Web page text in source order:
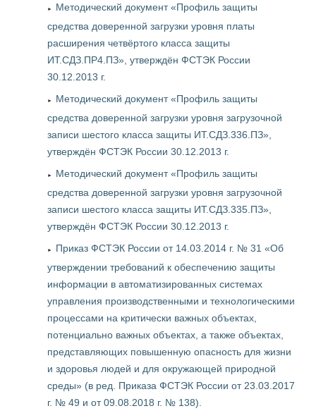
Методический документ «Профиль защиты
средства доверенной загрузки уровня платы
расширения четвёртого класса защиты
ИТ.СДЗ.ПР4.ПЗ», утверждён ФСТЭК России
30.12.2013 г.
Методический документ «Профиль защиты
средства доверенной загрузки уровня загрузочной
записи шестого класса защиты ИТ.СДЗ.336.ПЗ»,
утверждён ФСТЭК России 30.12.2013 г.
Методический документ «Профиль защиты
средства доверенной загрузки уровня загрузочной
записи шестого класса защиты ИТ.СДЗ.335.ПЗ»,
утверждён ФСТЭК России 30.12.2013 г.
Приказ ФСТЭК России от 14.03.2014 г. № 31 «Об
утверждении требований к обеспечению защиты
информации в автоматизированных системах
управления производственными и технологическими
процессами на критически важных объектах,
потенциально важных объектах, а также объектах,
представляющих повышенную опасность для жизни
и здоровья людей и для окружающей природной
среды» (в ред. Приказа ФСТЭК России от 23.03.2017
г. № 49 и от 09.08.2018 г. № 138).